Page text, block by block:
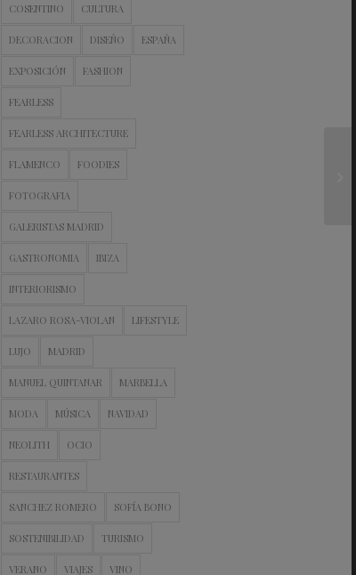
COSENTINO CULTURA
DECORACION DISEÑO ESPAÑA
EXPOSICIÓN FASHION
FEARLESS
FEARLESS ARCHITECTURE
FLAMENCO FOODIES
FOTOGRAFIA
GALERISTAS MADRID
GASTRONOMIA IBIZA
INTERIORISMO
LAZARO ROSA-VIOLAN LIFESTYLE
LUJO MADRID
MANUEL QUINTANAR MARBELLA
MODA MÚSICA NAVIDAD
NEOLITH OCIO
RESTAURANTES
SANCHEZ ROMERO SOFÍA BONO
SOSTENIBILIDAD TURISMO
VERANO VIAJES VINO